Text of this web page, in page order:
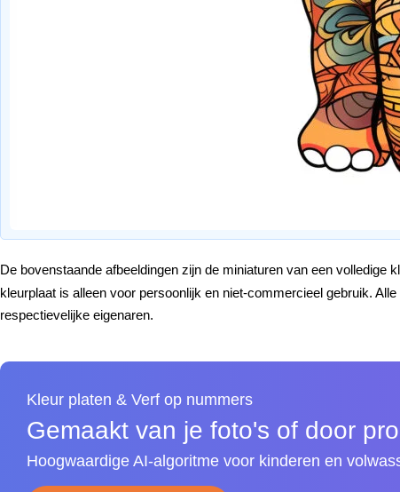
De bovenstaande afbeeldingen zijn de miniaturen van een volledige
kleurplaat is alleen voor persoonlijk en niet-commercieel gebruik.
respectievelijke eigenaren.
Kleur platen & Verf op nummers
Gemaakt van je foto's of door
Hoogwaardige AI-algoritme voor kinderen en